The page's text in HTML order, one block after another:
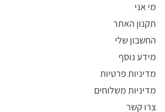
מי אני
תקנון האתר
החשבון שלי
מידע נוסף
מדיניות פרטיות
מדיניות משלוחים
צרו קשר